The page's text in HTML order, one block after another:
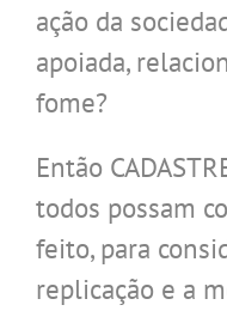
ação da
apoiada,
fome?
Então
todos possam
feito, para
replicação e a